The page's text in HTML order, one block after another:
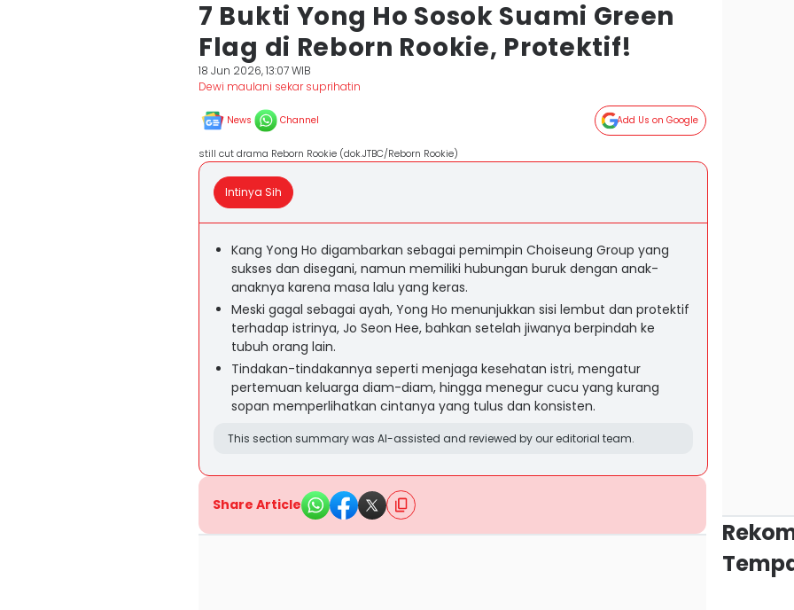
7 Bukti Yong Ho Sosok Suami Green
Flag di Reborn Rookie, Protektif!
18 Jun 2026, 13:07 WIB
Dewi maulani sekar suprihatin
News Channel Add Us on Google
still cut drama Reborn Rookie (dok.JTBC/Reborn Rookie)
Intinya Sih
Kang Yong Ho digambarkan sebagai pemimpin Choiseung Group yang
sukses dan disegani, namun memiliki hubungan buruk dengan anak-
anaknya karena masa lalu yang keras.
Meski gagal sebagai ayah, Yong Ho menunjukkan sisi lembut dan protektif
terhadap istrinya, Jo Seon Hee, bahkan setelah jiwanya berpindah ke
tubuh orang lain.
Tindakan-tindakannya seperti menjaga kesehatan istri, mengatur
pertemuan keluarga diam-diam, hingga menegur cucu yang kurang
sopan memperlihatkan cintanya yang tulus dan konsisten.
This section summary was AI-assisted and reviewed by our editorial team.
Share Article